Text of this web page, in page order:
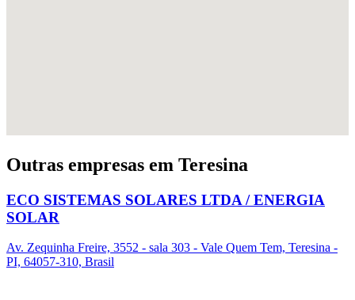
Outras empresas em Teresina
ECO SISTEMAS SOLARES LTDA / ENERGIA
SOLAR
Av. Zequinha Freire, 3552 - sala 303 - Vale Quem Tem, Teresina -
PI, 64057-310, Brasil